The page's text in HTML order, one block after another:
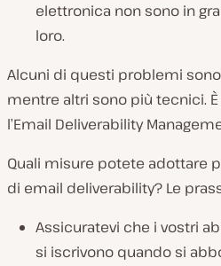
elettronica non sono in
loro.
Alcuni di questi problemi
mentre altri sono più tecnici.
l’Email Deliverability
Quali misure potete adottare
di email deliverability? Le
Assicuratevi che i vostri
si iscrivono quando si